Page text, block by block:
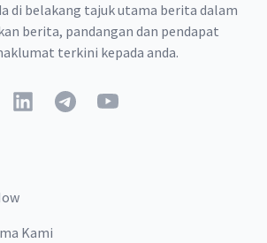
di belakang tajuk utama berita dalam
berita, pandangan dan pendapat
terkini kepada anda.
LinkedInTelegramYouTube
Kami